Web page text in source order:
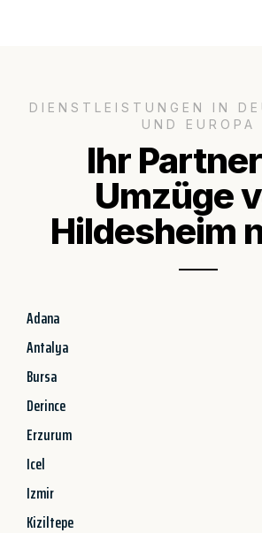
DIENSTLEISTUNGEN IN
UND EUROPA
Ihr
Umzüge
Hildesheim
Adana
Antalya
Bursa
Derince
Erzurum
Icel
Izmir
Kiziltepe